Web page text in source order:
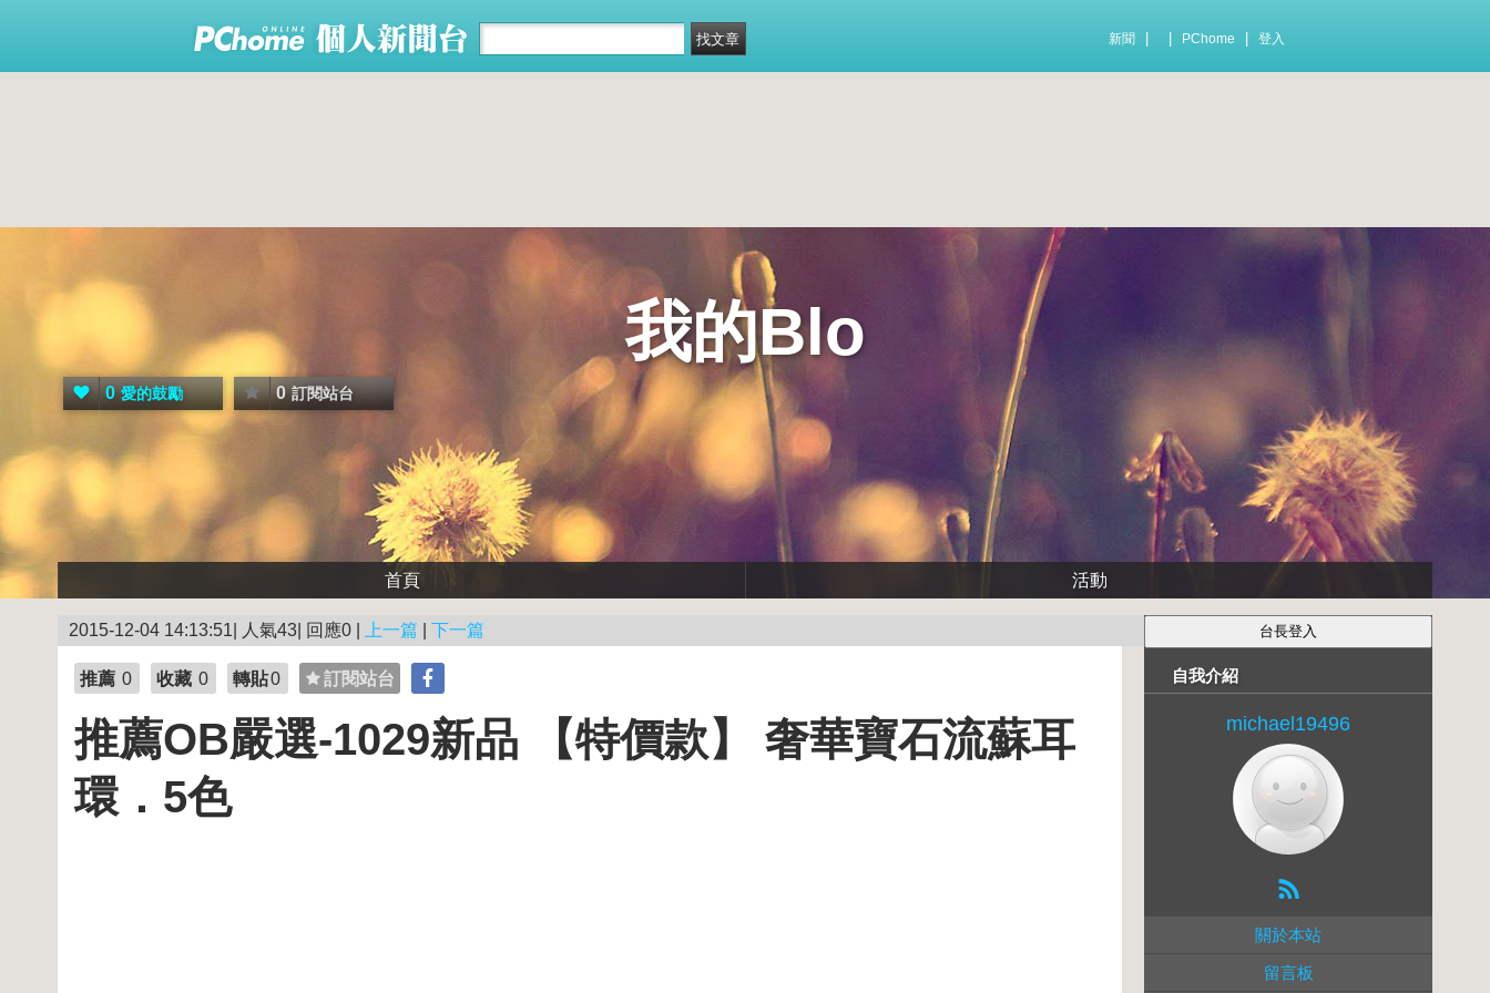
新聞 PChome 登入
我的Blo
0 愛的鼓勵 0 訂閱站台
首頁 活動
2015-12-04 14:13:51| 人氣43| 回應0 | 上一篇 下一篇
推薦 0 收藏 0 轉貼0 訂閱站台
推薦OB嚴選-1029新品 【特價款】 奢華寶石流蘇耳
環．5色
自我介紹
michael19496
關於本站
留言板